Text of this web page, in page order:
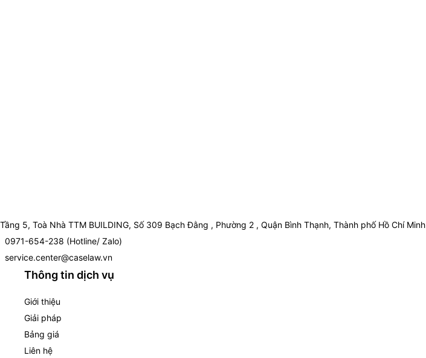
Tầng 5, Toà Nhà TTM BUILDING, Số 309 Bạch Đằng , Phường 2 , Quận Bình Thạnh, Thành phố Hồ Chí Minh
0971-654-238 (Hotline/ Zalo)
service.center@caselaw.vn
Thông tin dịch vụ
Giới thiệu
Giải pháp
Bảng giá
Liên hệ